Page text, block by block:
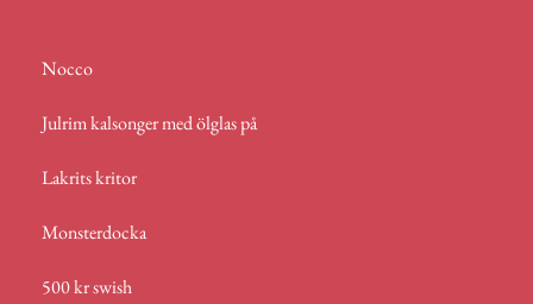
Nocco
Julrim kalsonger med ölglas på
Lakrits kritor
Monsterdocka
500 kr swish